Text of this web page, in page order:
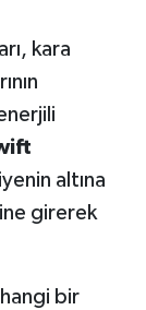
kara
altına
girerek
bir